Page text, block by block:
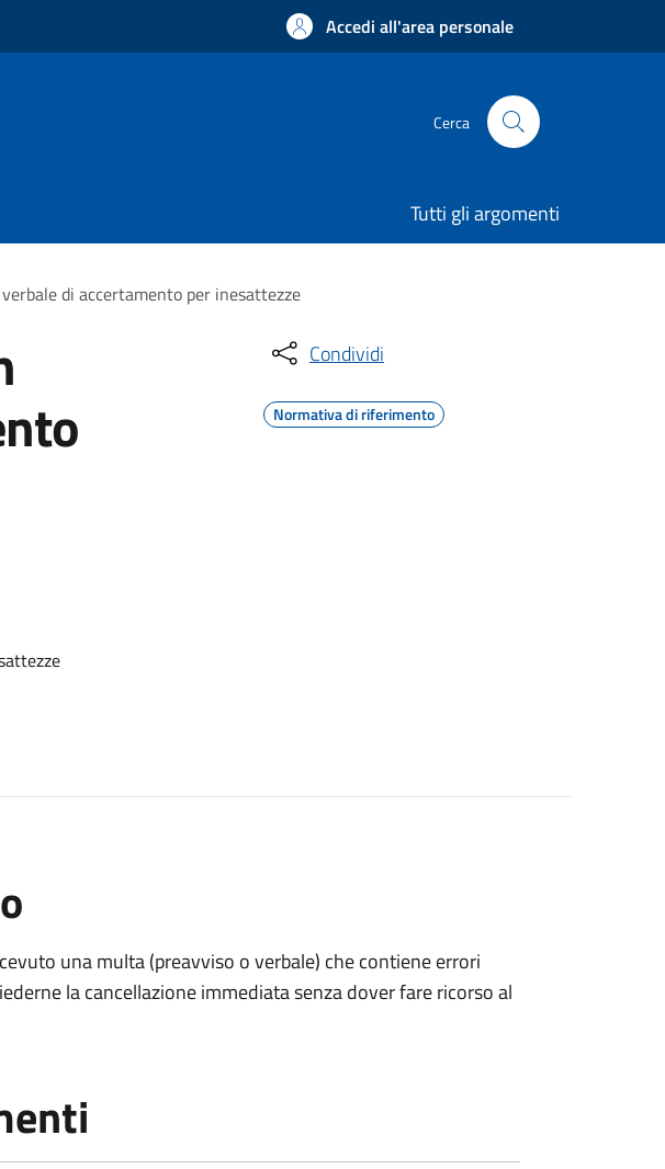
Accedi all'area personale
Cerca
Tutti gli argomenti
di accertamento per inesattezze
Condividi
Normativa di riferimento
una multa (preavviso o verbale) che contiene errori
la cancellazione immediata senza dover fare ricorso al